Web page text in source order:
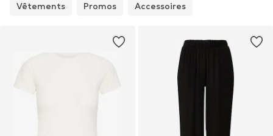
Vêtements Promos Accessoires